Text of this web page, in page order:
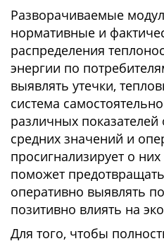
Разворачиваемые
нормативные и
распределения
энергии по
выявлять утечки,
система
различных
средних значений и
просигнализирует о
поможет
оперативно выявлять
позитивно влиять на
Для того, чтобы